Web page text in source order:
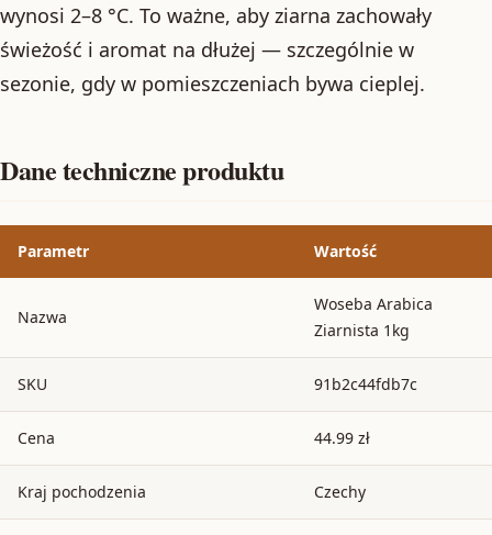
wynosi 2–8 °C. To ważne, aby ziarna zachowały
świeżość i aromat na dłużej — szczególnie w
sezonie, gdy w pomieszczeniach bywa cieplej.
Dane techniczne produktu
Parametr Wartość
Nazwa
Woseba Arabica
Ziarnista 1kg
SKU 91b2c44fdb7c
Cena 44.99 zł
Kraj pochodzenia Czechy